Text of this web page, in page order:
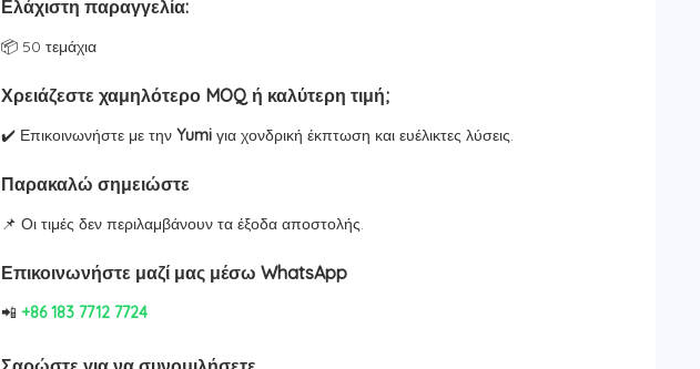
was:
$34.27.
τιμή
$8.57.
Ελάχιστη παραγγελία:
📦 50 τεμάχια
Χρειάζεστε χαμηλότερο MOQ ή καλύτερη τιμή;
✔️ Επικοινωνήστε με τηνYumi για χονδρική έκπτωση και ευέλικτες λύσεις.
Παρακαλώ σημειώστε
📌 Οι τιμές δεν περιλαμβάνουν τα έξοδα αποστολής.
Επικοινωνήστε μαζί μας μέσω WhatsApp
📲+86 183 7712 7724